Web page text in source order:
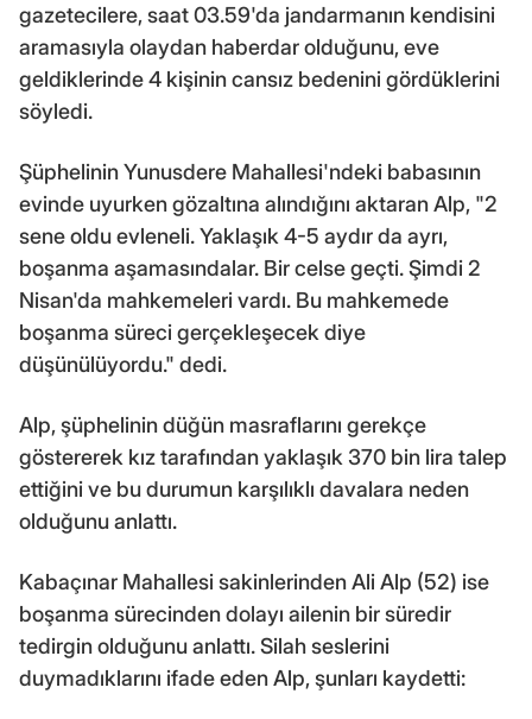
gazetecilere, saat 03.59'da jandarmanın kendisini
aramasıyla olaydan haberdar olduğunu, eve
geldiklerinde 4 kişinin cansız bedenini gördüklerini
söyledi.
Şüphelinin Yunusdere Mahallesi'ndeki babasının
evinde uyurken gözaltına alındığını aktaran Alp, "2
sene oldu evleneli. Yaklaşık 4-5 aydır da ayrı,
boşanma aşamasındalar. Bir celse geçti. Şimdi 2
Nisan'da mahkemeleri vardı. Bu mahkemede
boşanma süreci gerçekleşecek diye
düşünülüyordu." dedi.
Alp, şüphelinin düğün masraflarını gerekçe
göstererek kız tarafından yaklaşık 370 bin lira talep
ettiğini ve bu durumun karşılıklı davalara neden
olduğunu anlattı.
Kabaçınar Mahallesi sakinlerinden Ali Alp (52) ise
boşanma sürecinden dolayı ailenin bir süredir
tedirgin olduğunu anlattı. Silah seslerini
duymadıklarını ifade eden Alp, şunları kaydetti: